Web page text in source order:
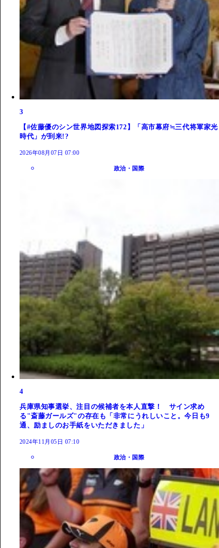
3
【#佐藤優のシン世界地図探索172】「高市幕府≒三代将軍家光
時代」が到来!?
2026年08月07日 07:00
政治・国際
4
兵庫県知事選挙、注目の候補者を本人直撃！ サイン求め
る"斎藤ガールズ"の存在も「非常にうれしいこと。今日も9
通、励ましのお手紙をいただきました」
2024年11月05日 07:10
政治・国際